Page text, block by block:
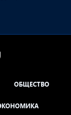
ОБЩЕСТВО